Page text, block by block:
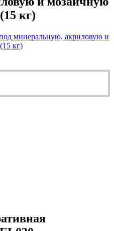
кг)
минеральную, акриловую и
кг)